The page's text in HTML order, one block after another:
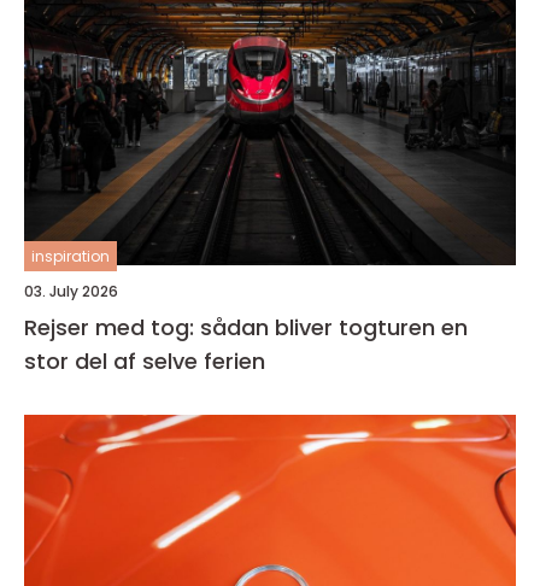
inspiration
03. July 2026
Rejser med tog: sådan bliver togturen en
stor del af selve ferien